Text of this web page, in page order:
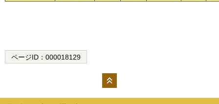
ページID： 000018129